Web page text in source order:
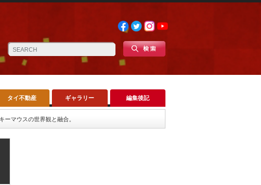
タイ不動産 ギャラリー 編集後記
マウスの世界観と融合。